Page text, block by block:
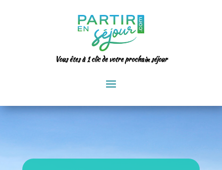
Vous êtes à 1 clic de votre prochain séjour